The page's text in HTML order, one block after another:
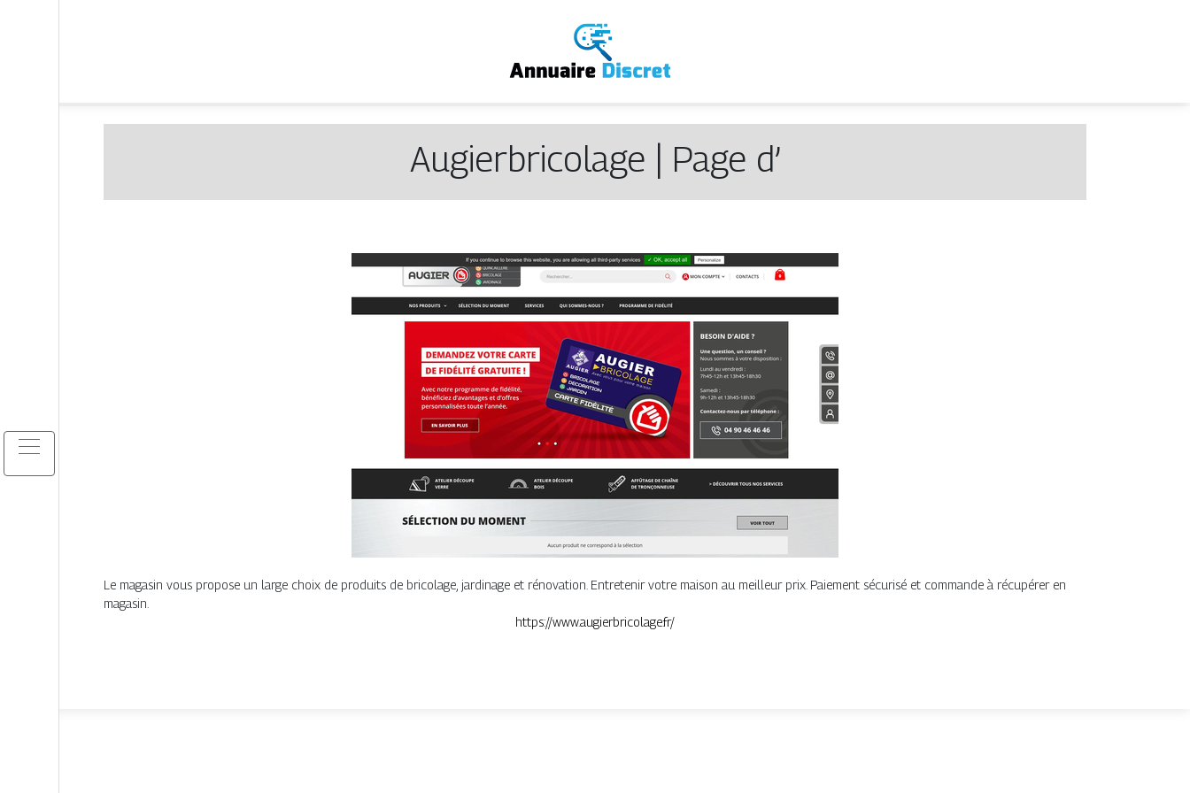
Augierbricola­ge | Page d’
Le magasin vous propose un large choix de produits de bricolage, jardinage et rénovation. Entretenir votre maison au meilleur prix. Paiement sécurisé et commande à récupérer en
magasin.
https://www.augierbricolage.fr/